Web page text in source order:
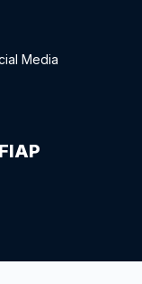
Media